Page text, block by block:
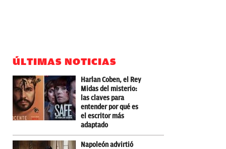
ÚLTIMAS NOTICIAS
Harlan Coben, el Rey
Midas del misterio:
las claves para
entender por qué es
el escritor más
adaptado
Napoleón advirtió